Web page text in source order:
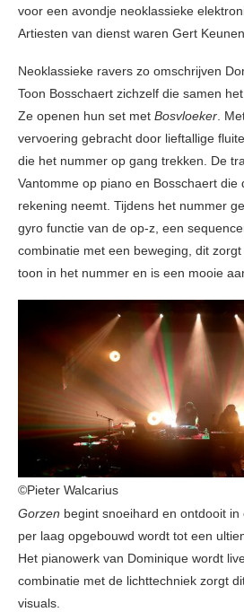
voor een avondje neoklassieke
Artiesten van dienst waren Gert
Neoklassieke ravers zo omschrijven
Toon Bosschaert zichzelf die samen
Ze openen hun set met Bosvloeker.
vervoering gebracht door lieftallige
die het nummer op gang trekken. De
Vantomme op piano en Bosschaert die
rekening neemt. Tijdens het nummer
gyro functie van de op-z, een
combinatie met een beweging, dit
toon in het nummer en is een mooie
©Pieter Walcarius
Gorzen begint snoeihard en ontdooit
per laag opgebouwd wordt tot een
Het pianowerk van Dominique wordt
combinatie met de lichttechniek zorgt
visuals.